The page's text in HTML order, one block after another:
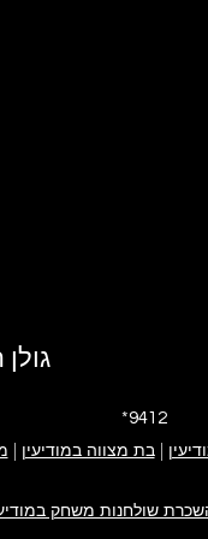
*9412
אנחנו גולן הפקות אירועים |בת מצווה במודיעין
שולחנות משחק